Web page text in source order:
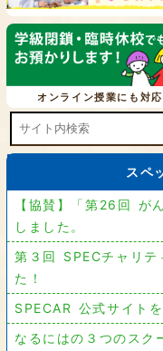
オンライン授業にも対応
スペ
【協賛】「第26回 が
しました。
第３回 SPECチャリテ
た！
SPECAR 公式サイトを
なるにはの３つのスク